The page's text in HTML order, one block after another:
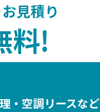
見積り
料!
・空調リースなど